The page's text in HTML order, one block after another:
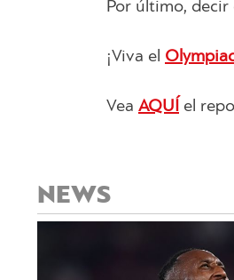
Por último, decir
¡Viva el
Vea AQUÍ el
NEWS